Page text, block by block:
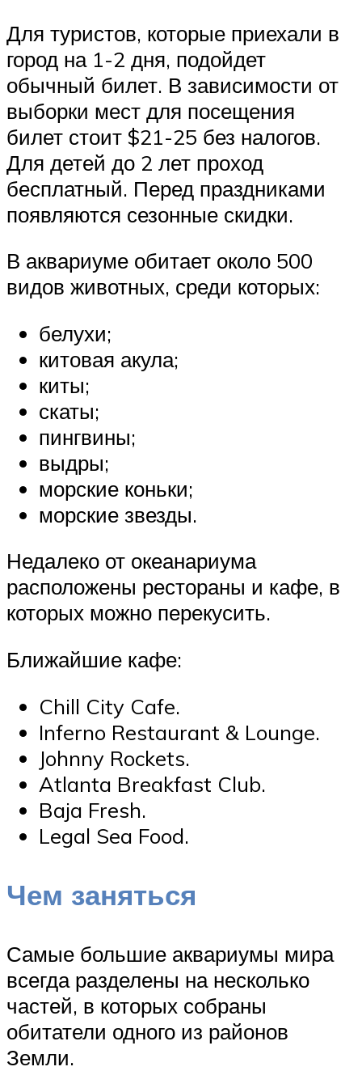
Для туристов, которые приехали в
город на 1-2 дня, подойдет
обычный билет. В зависимости от
выборки мест для посещения
билет стоит $21-25 без налогов.
Для детей до 2 лет проход
бесплатный. Перед праздниками
появляются сезонные скидки.
В аквариуме обитает около 500
видов животных, среди которых:
белухи;
китовая акула;
киты;
скаты;
пингвины;
выдры;
морские коньки;
морские звезды.
Недалеко от океанариума
расположены рестораны и кафе, в
которых можно перекусить.
Ближайшие кафе:
Chill City Cafe.
Inferno Restaurant & Lounge.
Johnny Rockets.
Atlanta Breakfast Club.
Baja Fresh.
Legal Sea Food.
Чем заняться
Самые большие аквариумы мира
всегда разделены на несколько
частей, в которых собраны
обитатели одного из районов
Земли.